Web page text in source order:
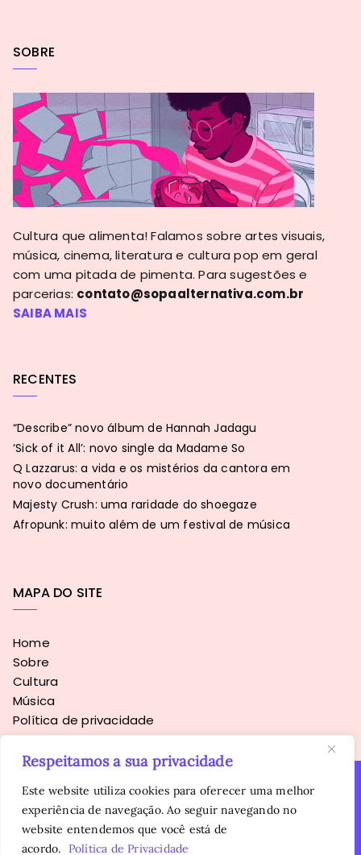
Respeitamos a sua privacidade
Este website utiliza cookies para oferecer uma melhor
experiência de navegação. Ao seguir navegando no
website entendemos que você está de
acordo. Política de Privacidade
SOBRE
Cultura que alimenta! Falamos sobre artes visuais,
música, cinema, literatura e cultura pop em geral
com uma pitada de pimenta. Para sugestões e
parcerias: contato@sopaalternativa.com.br
SAIBA MAIS
RECENTES
“Describe” novo álbum de Hannah Jadagu
‘Sick of it All’: novo single da Madame So
Q Lazzarus: a vida e os mistérios da cantora em
novo documentário
Majesty Crush: uma raridade do shoegaze
Afropunk: muito além de um festival de música
MAPA DO SITE
Home
Sobre
Cultura
Música
Política de privacidade
Copyright © 2016 - 2026Sopa Alternativa. Todos os direitos
reservados.
É proibida a reprodução, total ou parcial, do conteúdo sem